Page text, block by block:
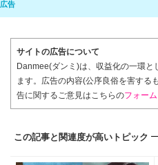
サイトの広告について
Danmee(ダンミ)は、収益化の一環と
ます。広告の内容(公序良俗を害する
告に関するご意見はこちらのフォーム
この記事と関連度が高いトピック